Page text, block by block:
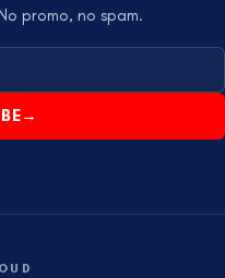
promo, no spam.
→